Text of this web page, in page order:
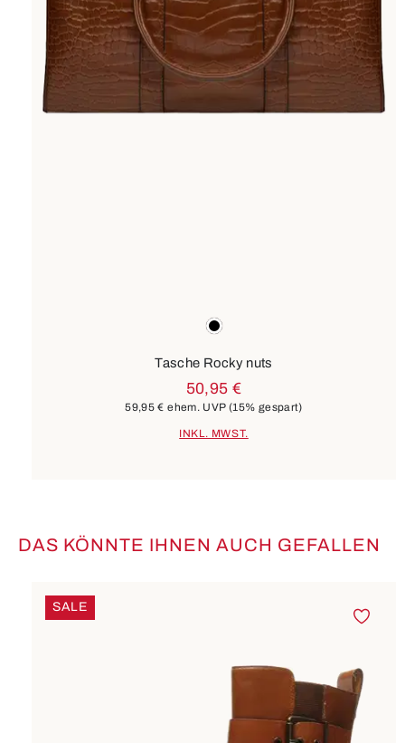
schwarz
Tasche Rocky nuts
50,95 €
59,95 € ehem. UVP (15% gespart)
INKL. MWST.
Produktgalerie überspringen
DAS KÖNNTE IHNEN AUCH GEFALLEN
SALE